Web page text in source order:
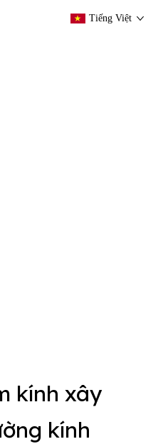
Tiếng Việt
kính xây
kính